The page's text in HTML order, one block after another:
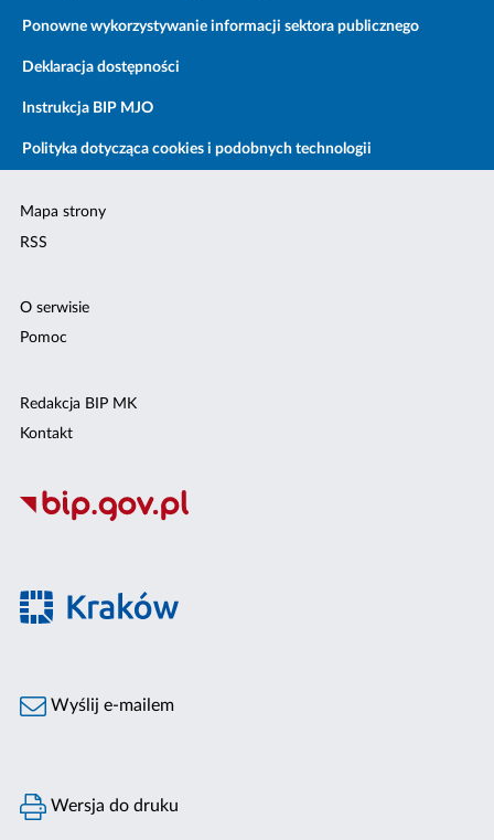
Ponowne wykorzystywanie informacji sektora publicznego
Deklaracja dostępności
Instrukcja BIP MJO
Polityka dotycząca cookies i podobnych technologii
Mapa strony
RSS
O serwisie
Pomoc
Redakcja BIP MK
Kontakt
Wyślij e-mailem
Wersja do druku